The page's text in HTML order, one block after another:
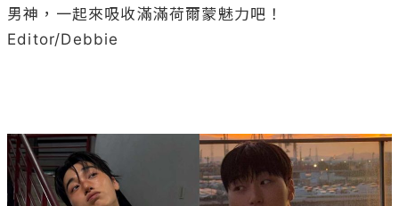
男神，一起來吸收滿滿荷爾蒙魅力吧！
Editor/Debbie